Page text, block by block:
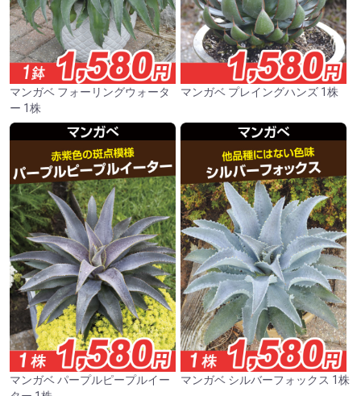
マンガベ フォーリングウォータ
ー 1株
マンガベ プレイングハンズ 1株
マンガベ パープルピープルイー
マンガベ シルバーフォックス 1株